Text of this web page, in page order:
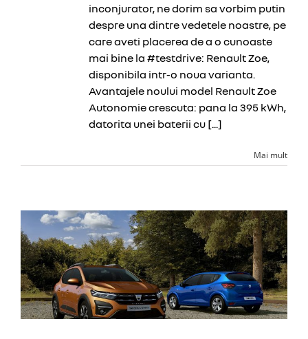
inconjurator, ne dorim sa vorbim putin
despre una dintre vedetele noastre, pe
care aveti placerea de a o cunoaste
mai bine la #testdrive: Renault Zoe,
disponibila intr-o noua varianta.
Avantajele noului model Renault Zoe
Autonomie crescuta: pana la 395 kWh,
datorita unei baterii cu [...]
Mai mult